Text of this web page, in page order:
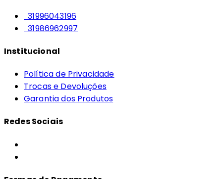
31996043196
31986962997
Institucional
Política de Privacidade
Trocas e Devoluções
Garantia dos Produtos
Redes Sociais